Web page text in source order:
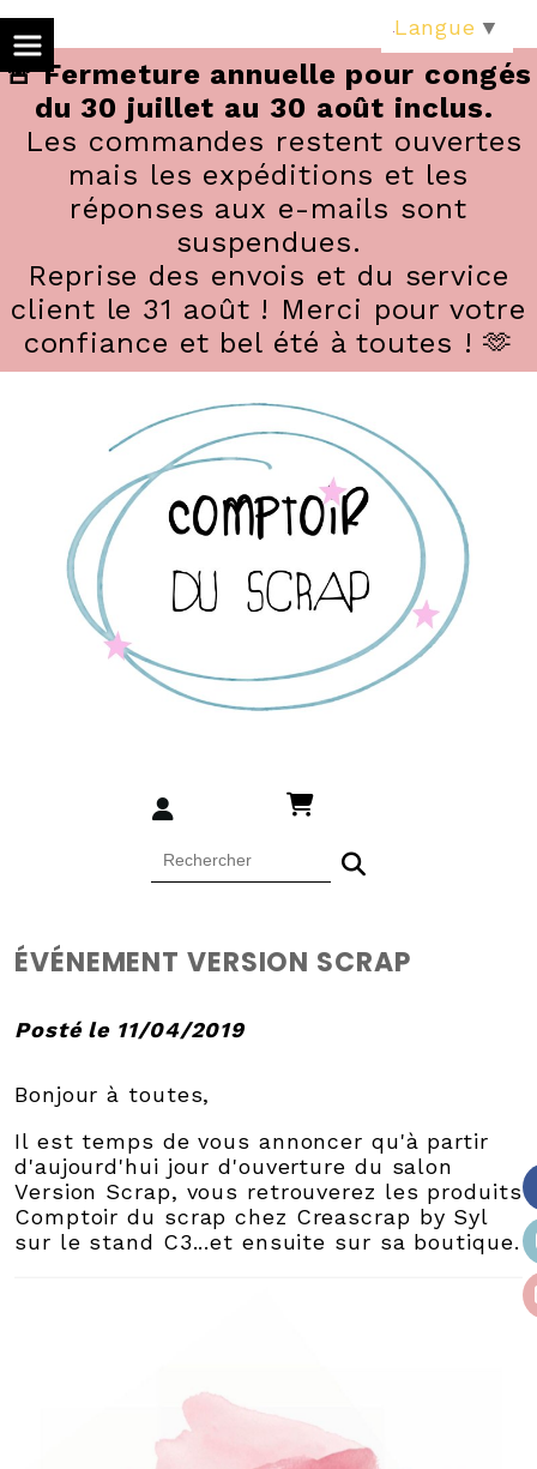
🚨 Fermeture annuelle pour congés
du 30 juillet au 30 août inclus.
Les commandes restent ouvertes
mais les expéditions et les
réponses aux e-mails sont
suspendues.
Reprise des envois et du service
client le 31 août ! Merci pour votre
confiance et bel été à toutes ! 🫶
ÉVÉNEMENT VERSION SCRAP
Posté le 11/04/2019
Bonjour à toutes,
Il est temps de vous annoncer qu'à partir
d'aujourd'hui jour d'ouverture du salon
Version Scrap, vous retrouverez les produits
Comptoir du scrap chez Creascrap by Syl
sur le stand C3...et ensuite sur sa boutique.
Langue ▼